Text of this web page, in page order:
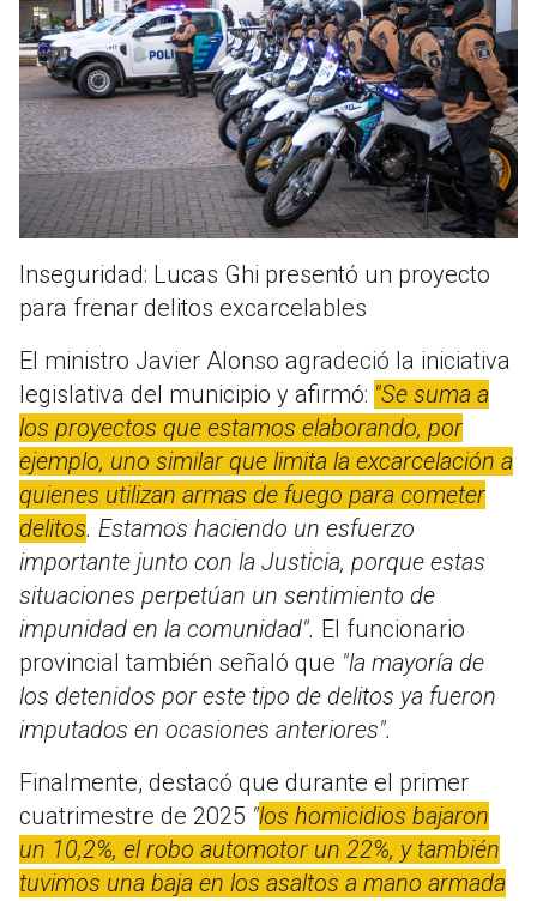
Inseguridad: Lucas Ghi presentó un proyecto
para frenar delitos excarcelables
El ministro Javier Alonso agradeció la iniciativa
legislativa del municipio y afirmó: "Se suma a
los proyectos que estamos elaborando, por
ejemplo, uno similar que limita la excarcelación a
quienes utilizan armas de fuego para cometer
delitos. Estamos haciendo un esfuerzo
importante junto con la Justicia, porque estas
situaciones perpetúan un sentimiento de
impunidad en la comunidad". El funcionario
provincial también señaló que "la mayoría de
los detenidos por este tipo de delitos ya fueron
imputados en ocasiones anteriores".
Finalmente, destacó que durante el primer
cuatrimestre de 2025 "los homicidios bajaron
un 10,2%, el robo automotor un 22%, y también
tuvimos una baja en los asaltos a mano armada